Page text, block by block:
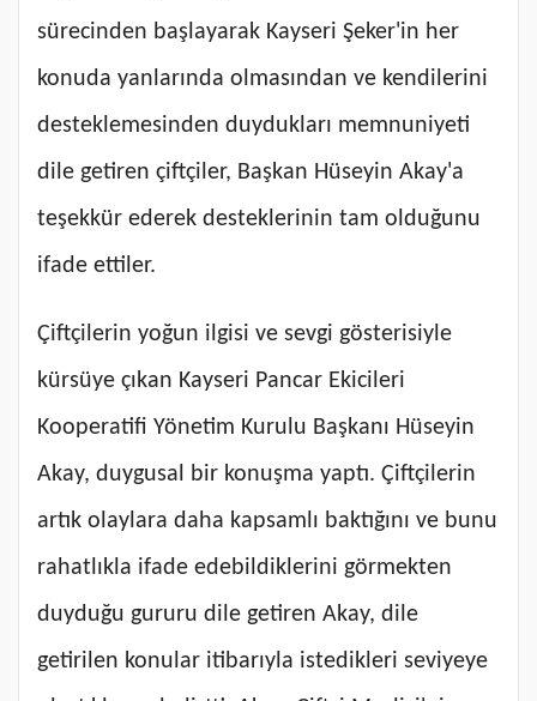
sürecinden başlayarak Kayseri Şeker'in her
konuda yanlarında olmasından ve kendilerini
desteklemesinden duydukları memnuniyeti
dile getiren çiftçiler, Başkan Hüseyin Akay'a
teşekkür ederek desteklerinin tam olduğunu
ifade ettiler.
Çiftçilerin yoğun ilgisi ve sevgi gösterisiyle
kürsüye çıkan Kayseri Pancar Ekicileri
Kooperatifi Yönetim Kurulu Başkanı Hüseyin
Akay, duygusal bir konuşma yaptı. Çiftçilerin
artık olaylara daha kapsamlı baktığını ve bunu
rahatlıkla ifade edebildiklerini görmekten
duyduğu gururu dile getiren Akay, dile
getirilen konular itibarıyla istedikleri seviyeye